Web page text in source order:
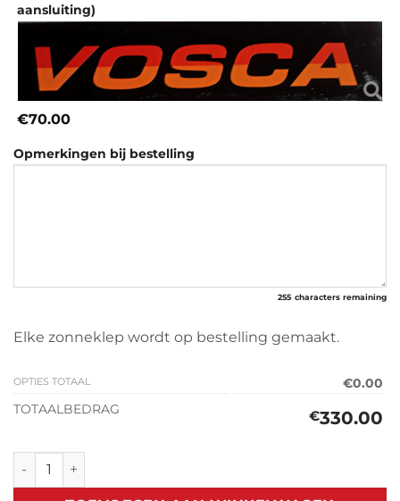
aansluiting)
€70.00
Opmerkingen bij bestelling
255 characters remaining
Elke zonneklep wordt op bestelling gemaakt.
OPTIES TOTAAL
€0.00
TOTAALBEDRAG
€330.00
Zonneklep Hyundai Galopper (1991-2003) aantal